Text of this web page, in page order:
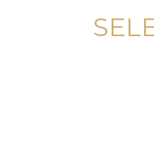
на прирост капитала при
учитывать и
нужны иностранцу
адреса